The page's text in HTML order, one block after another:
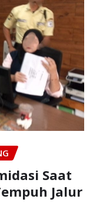
Saat
Jalur